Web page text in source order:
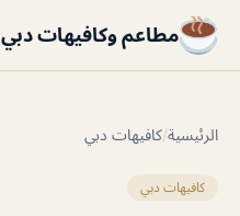
مطاعم وكافيهات دبي
الرئيسية/كافيهات دبي
كافيهات دبي